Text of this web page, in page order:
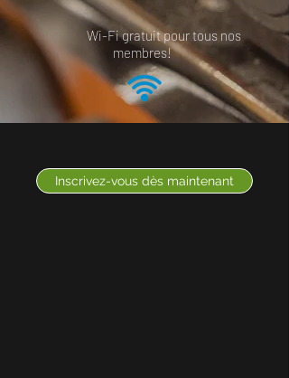
Wi-Fi gratuit pour tous nos
membres!
Inscrivez-vous dès maintenant